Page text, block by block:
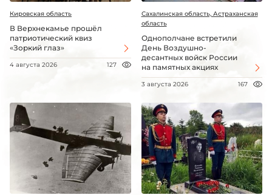
Кировская область
В Верхнекамье прошёл
патриотический квиз
«Зоркий глаз»
4 августа 2026 127
Сахалинская область, Астраханская
область
Однополчане встретили
День Воздушно-
десантных войск России
на памятных акциях
3 августа 2026 167